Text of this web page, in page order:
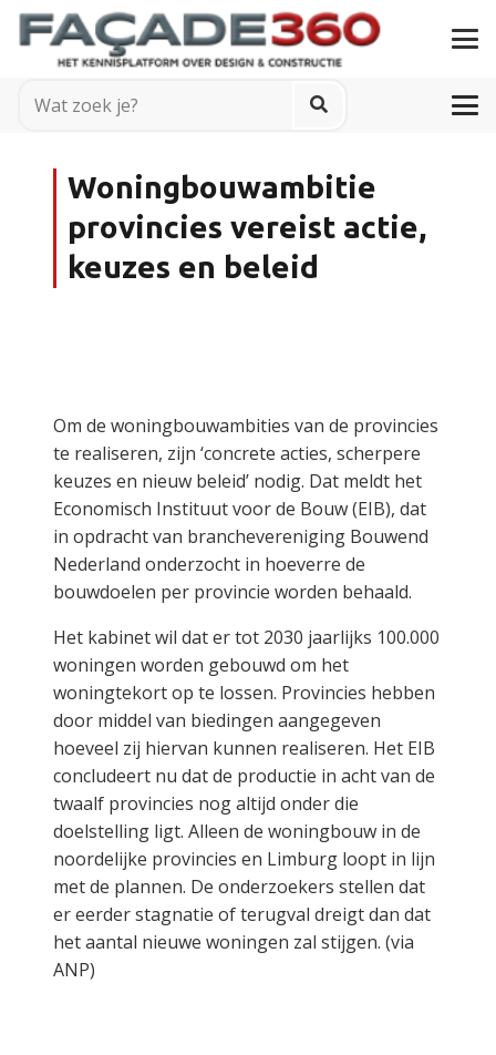
Woningbouwambitie
provincies vereist actie,
keuzes en beleid
Om de woningbouwambities van de provincies
te realiseren, zijn ‘concrete acties, scherpere
keuzes en nieuw beleid’ nodig. Dat meldt het
Economisch Instituut voor de Bouw (EIB), dat
in opdracht van branchevereniging Bouwend
Nederland onderzocht in hoeverre de
bouwdoelen per provincie worden behaald.
Het kabinet wil dat er tot 2030 jaarlijks 100.000
woningen worden gebouwd om het
woningtekort op te lossen. Provincies hebben
door middel van biedingen aangegeven
hoeveel zij hiervan kunnen realiseren. Het EIB
concludeert nu dat de productie in acht van de
twaalf provincies nog altijd onder die
doelstelling ligt. Alleen de woningbouw in de
noordelijke provincies en Limburg loopt in lijn
met de plannen. De onderzoekers stellen dat
er eerder stagnatie of terugval dreigt dan dat
het aantal nieuwe woningen zal stijgen. (via
ANP)